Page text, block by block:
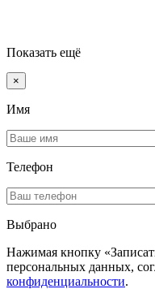
Показать ещё
×
Имя
Телефон
Выбрано
Нажимая кнопку
персональных данных,
конфиденциальности.